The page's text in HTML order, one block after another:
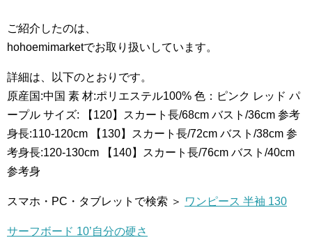
ご紹介したのは、
hohoemimarketでお取り扱いしています。
詳細は、以下のとおりです。
原産国:中国 素 材:ポリエステル100% 色：ピンク レッド パ
ープル サイズ: 【120】スカート長/68cm バスト/36cm 参考
身長:110-120cm 【130】スカート長/72cm バスト/38cm 参
考身長:120-130cm 【140】スカート長/76cm バスト/40cm
参考身
スマホ・PC・タブレットで検索 ＞ ワンピース 半袖 130
サーフボード 10’自分の硬さ